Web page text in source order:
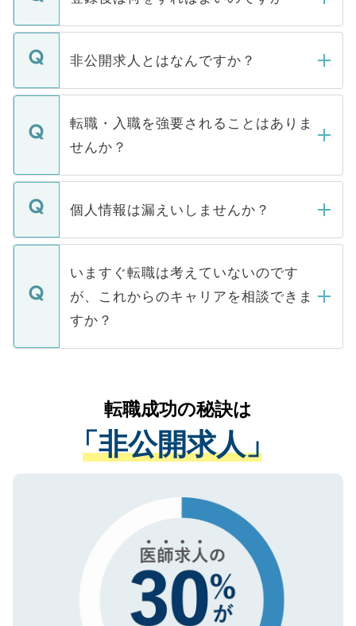
ご登録いただきましたら、弊社担当者がご
登録内容を確認し、その後メールもしくは
ます。通常、5営業日以内にはご連絡をせて
いただきますので、しばらくお待ちくださ
非公開求人とはなんですか？
マイナビDOCTORで取り扱っている求人の
うち約3割は、Webサイトからご覧いただ
けない「非公開求人」です。非公開求人は
下記の理由によって、一般には公開してい
ません。
■応募殺到を避けるため 人気のある医療機
関を公にしてしまうと、応募が殺到する場
に、医療機関が求める条件に合った人材の
みを人材紹介会社に依頼するケースが増え
ています。
転職・入職を強要されることはありま
せんか？
転職・入職を強要することは一切ありませ
ん。また、仮に応募先から内定をいただい
定を承諾する必要はありません。内定先へ
の辞退の連絡はキャリアパートナーが行い
個人情報は漏えいしませんか？
個人情報が漏えいすることはありませんの
で、ご安心ください。当サイトからの登録
などで収集したご登録者様の個人情報は、
ご本人のキャリアアップおよび転職活動の
支援を目的に使用いたします。お預かりし
ているすべての個人データはご本人の許可
は、個人情報の取り扱いについての厳密な
管理基準を満たした事業者のみに付与され
る、プライバシーマークを取得済みです。
で、機密保持に関してもご安心ください。
いますぐ転職は考えていないのです
が、これからのキャリアを相談できま
すか？
かがいして、現在の医療機関の状況や紹介
経験をまじえながら、適切なアドバイスを
させていただきます。すぐにご転職をされ
ない方には、長期的なサポートが可能です
ので、まずはご登録ください。
転職成功の秘訣は
「非公開求人」